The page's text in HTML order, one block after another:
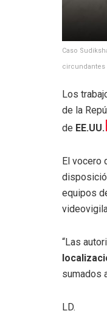
Caso
circundantes
Los
de la
de EE.UU.
El vocero
equipos
“Las
sumados
LD.